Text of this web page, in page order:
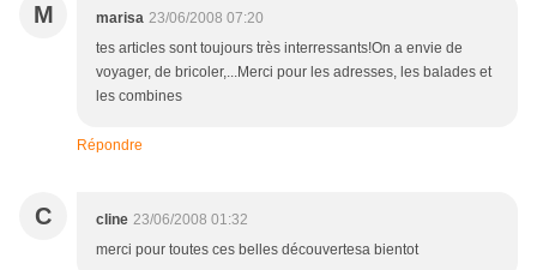
M marisa 23/06/2008 07:20
tes articles sont toujours très interressants!On a envie de
voyager, de bricoler,...Merci pour les adresses, les balades et
les combines
Répondre
C cline 23/06/2008 01:32
merci pour toutes ces belles découvertesa bientot